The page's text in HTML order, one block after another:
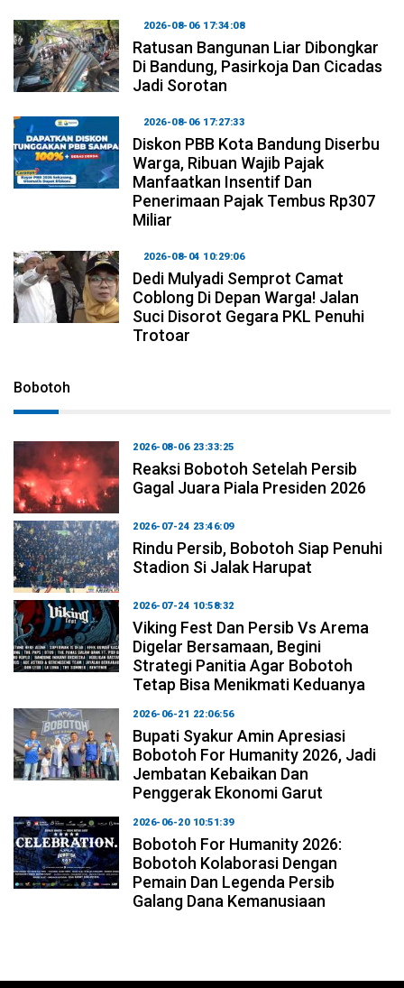
2026-08-06 17:34:08
Ratusan Bangunan Liar Dibongkar
Di Bandung, Pasirkoja Dan Cicadas
Jadi Sorotan
2026-08-06 17:27:33
Diskon PBB Kota Bandung Diserbu
Warga, Ribuan Wajib Pajak
Manfaatkan Insentif Dan
Penerimaan Pajak Tembus Rp307
Miliar
2026-08-04 10:29:06
Dedi Mulyadi Semprot Camat
Coblong Di Depan Warga! Jalan
Suci Disorot Gegara PKL Penuhi
Trotoar
Bobotoh
2026-08-06 23:33:25
Reaksi Bobotoh Setelah Persib
Gagal Juara Piala Presiden 2026
2026-07-24 23:46:09
Rindu Persib, Bobotoh Siap Penuhi
Stadion Si Jalak Harupat
2026-07-24 10:58:32
Viking Fest Dan Persib Vs Arema
Digelar Bersamaan, Begini
Strategi Panitia Agar Bobotoh
Tetap Bisa Menikmati Keduanya
2026-06-21 22:06:56
Bupati Syakur Amin Apresiasi
Bobotoh For Humanity 2026, Jadi
Jembatan Kebaikan Dan
Penggerak Ekonomi Garut
2026-06-20 10:51:39
Bobotoh For Humanity 2026:
Bobotoh Kolaborasi Dengan
Pemain Dan Legenda Persib
Galang Dana Kemanusiaan